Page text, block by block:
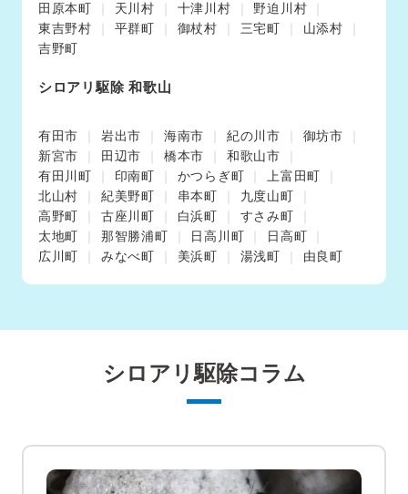
田原本町 天川村 十津川村
野迫川村
東吉野村
平群町 御杖村 三宅町
山添村
吉野町
シロアリ駆除 和歌山
有田市 岩出市 海南市 紀の川市
御坊市
新宮市
田辺市 橋本市
和歌山市
有田川町
印南町 かつらぎ町
上富田町
北山村
紀美野町 串本町
九度山町
高野町
古座川町 白浜町
すさみ町
太地町
那智勝浦町 日高川町
日高町
広川町
みなべ町 美浜町 湯浅町 由良町
シロアリ駆除コラム